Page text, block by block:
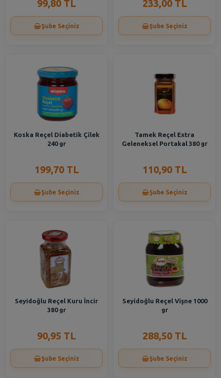
99,80 TL
Şube Seçiniz
233,00 TL
Şube Seçiniz
Koska Reçel Diabetik Çilek
240 gr
199,70 TL
Şube Seçiniz
Tamek Reçel Extra
Geleneksel Portakal 380 gr
110,90 TL
Şube Seçiniz
Seyidoğlu Reçel Kuru İncir
380 gr
90,95 TL
Şube Seçiniz
Seyidoğlu Reçel Vişne 1000
gr
288,50 TL
Şube Seçiniz